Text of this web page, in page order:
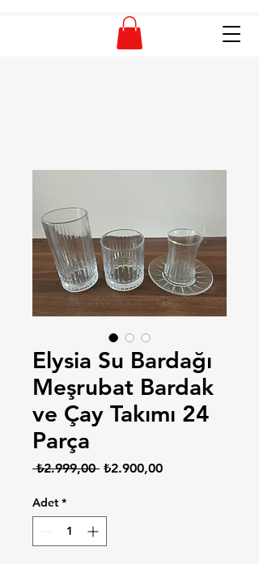
Elysia Su Bardağı
Meşrubat Bardak
ve Çay Takımı 24
Parça
₺2.999,00 Normal
₺2.900,00İndirimli
Adet *